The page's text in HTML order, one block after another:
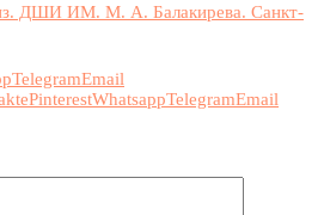
ДШИ ИМ. М. А. Балакирева. Санкт-
TelegramEmail
PinterestWhatsappTelegramEmail